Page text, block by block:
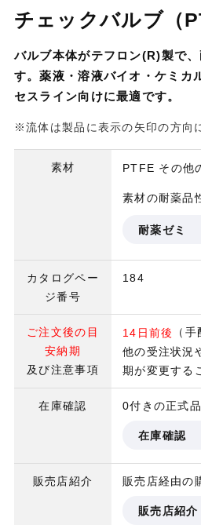
チェックバルブ（
バルブ本体がテフロン(R)製で
す。薬液・溶液バイオ・ケミカ
セスライン向けに最適です。
※流体は製品に表示の矢印の方向
素材 PTFE その他
素材の耐薬品
耐薬ゼミ
カタログペー
ジ番号
184
ご注文後の目
安納期
及び注意事項
14日前後
（手
他の受注状況
期が変更する
在庫確認 0付きの正式
在庫確認
販売店紹介 販売店経由の
販売店紹介